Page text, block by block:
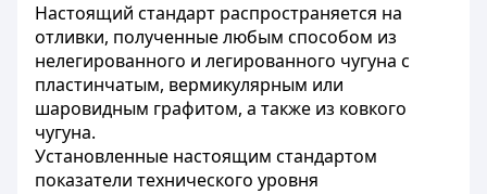
Настоящий стандарт распространяется на
отливки, полученные любым способом из
нелегированного и легированного чугуна с
пластинчатым, вермикулярным или
шаровидным графитом, а также из ковкого
чугуна.
Установленные настоящим стандартом
показатели технического уровня